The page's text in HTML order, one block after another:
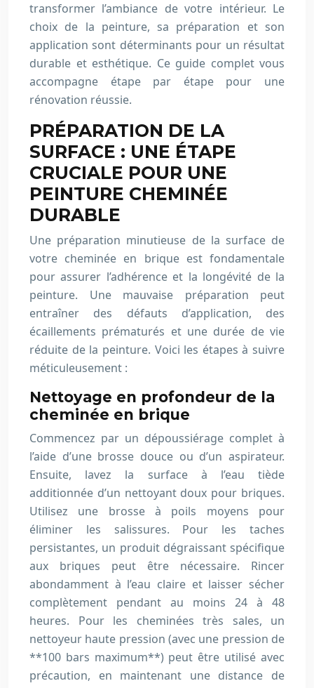
transformer l’ambiance de votre intérieur. Le
choix de la peinture, sa préparation et son
application sont déterminants pour un résultat
durable et esthétique. Ce guide complet vous
accompagne étape par étape pour une
rénovation réussie.
PRÉPARATION DE LA
SURFACE : UNE ÉTAPE
CRUCIALE POUR UNE
PEINTURE CHEMINÉE
DURABLE
Une préparation minutieuse de la surface de
votre cheminée en brique est fondamentale
pour assurer l’adhérence et la longévité de la
peinture. Une mauvaise préparation peut
entraîner des défauts d’application, des
écaillements prématurés et une durée de vie
réduite de la peinture. Voici les étapes à suivre
méticuleusement :
Nettoyage en profondeur de la
cheminée en brique
Commencez par un dépoussiérage complet à
l’aide d’une brosse douce ou d’un aspirateur.
Ensuite, lavez la surface à l’eau tiède
additionnée d’un nettoyant doux pour briques.
Utilisez une brosse à poils moyens pour
éliminer les salissures. Pour les taches
persistantes, un produit dégraissant spécifique
aux briques peut être nécessaire. Rincer
abondamment à l’eau claire et laisser sécher
complètement pendant au moins 24 à 48
heures. Pour les cheminées très sales, un
nettoyeur haute pression (avec une pression de
**100 bars maximum**) peut être utilisé avec
précaution, en maintenant une distance de